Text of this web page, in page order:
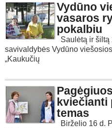
Vydūno
vasaros
pokalbiu
Saulėtą ir šiltą
savivaldybės Vydūno
„Kaukučių
kviečianti
temas
Birželio 16 d.